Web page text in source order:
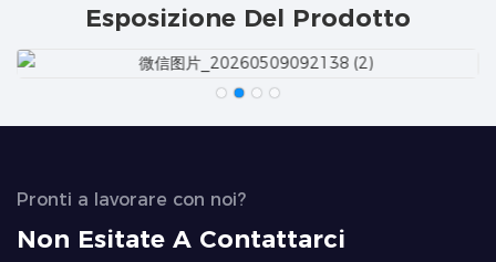
Esposizione Del Prodotto
Pronti a lavorare con noi?
Non Esitate A Contattarci